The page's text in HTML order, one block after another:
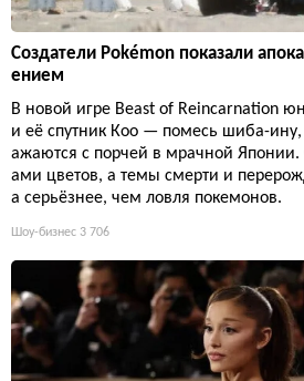
Создатели Pokémon показали
ением
В новой игре Beast of Reincarnation
и её спутник Кoo — помесь шиба-
ажаются с порчей в мрачной Японии.
ами цветов, а темы смерти и
а серьёзнее, чем ловля покемонов.
Шоу-бизнес 3 706